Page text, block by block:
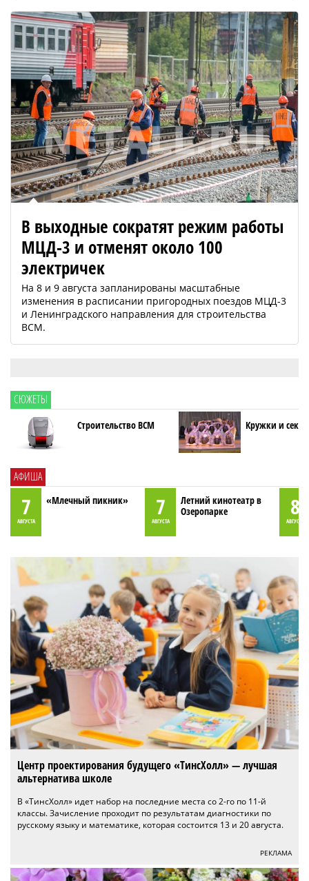
В выходные сократят режим работы
МЦД-3 и отменят около 100
электричек
На 8 и 9 августа запланированы масштабные
изменения в расписании пригородных поездов МЦД-3
и Ленинградского направления для строительства
ВСМ.
СЮЖЕТЫ
Строительство ВСМ Кружки и
АФИША
7
АВГУСТА
«Млечный пикник» 7
АВГУСТА
Летний кинотеатр в
Озеропарке
8
АВГУСТА
Центр проектирования будущего «ТинсХолл» — лучшая
альтернатива школе
В «ТинсХолл» идет набор на последние места со 2-го по 11-й
классы. Зачисление проходит по результатам диагностики по
русскому языку и математике, которая состоится 13 и 20 августа.
РЕКЛАМА